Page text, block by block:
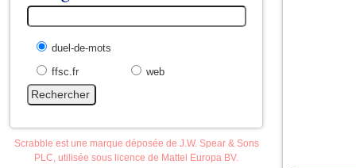
duel-de-mots
ffsc.fr
web
Scrabble est une marque déposée de J.W. Spear & Sons
PLC, utilisée sous licence de Mattel Europa BV.